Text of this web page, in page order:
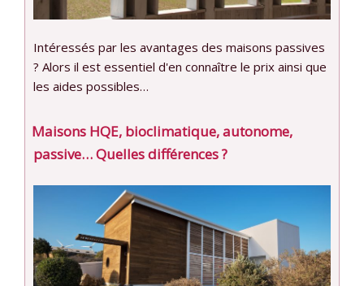
Intéressés par les avantages des maisons passives
? Alors il est essentiel d'en connaître le prix ainsi que
les aides possibles…
Maisons HQE, bioclimatique, autonome,
passive… Quelles différences ?